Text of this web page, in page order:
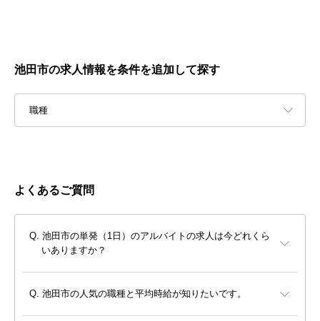
池田市の求人情報を条件を追加して探す
職種
よくあるご質問
池田市の単発（1日）のアルバイトの求人は今どれくら
いありますか？
池田市の人気の職種と平均時給が知りたいです。